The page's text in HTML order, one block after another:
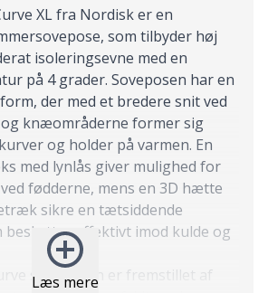
Læs mere
XL fra Nordisk er en
som tilbyder høj
isoleringsevne med en
på 4 grader. Soveposen har en
der med et bredere snit ved
knæområderne former sig
og holder på varmen. En
med lynlås giver mulighed for
fødderne, mens en 3D hætte
sikre en tætsiddende
beskytter effektivt imod kulde og
soveposen er fremstillet af